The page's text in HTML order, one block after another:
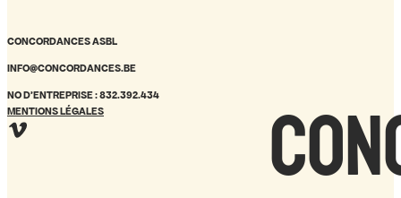
CONCORDANCES ASBL
INFO@CONCORDANCES.BE
NO D’ENTREPRISE : 832.392.434
MENTIONS LÉGALES